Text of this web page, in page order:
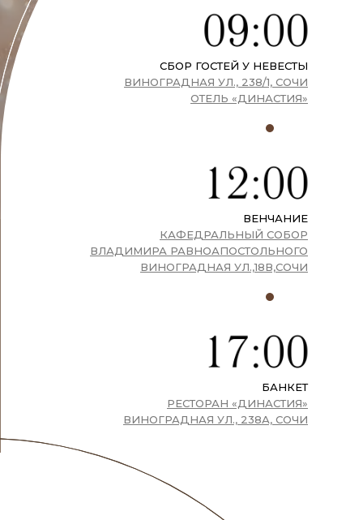
СБОР ГОСТЕЙ У НЕВЕСТЫ
ВИНОГРАДНАЯ УЛ., 238/1, СОЧИ
ОТЕЛЬ «ДИНАСТИЯ»
ВЕНЧАНИЕ
КАФЕДРАЛЬНЫЙ СОБОР
ВЛАДИМИРА РАВНОАПОСТОЛЬНОГО
ВИНОГРАДНАЯ УЛ.,18В,СОЧИ
БАНКЕТ
РЕСТОРАН «ДИНАСТИЯ»
ВИНОГРАДНАЯ УЛ., 238А, СОЧИ